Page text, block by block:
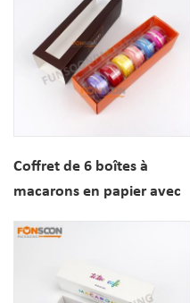
Coffret de 6 boîtes à
macarons en papier avec
et fenêtre de visualisation
boulangerie